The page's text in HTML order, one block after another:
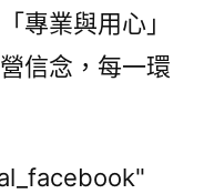
專業與用心」
信念，每一環